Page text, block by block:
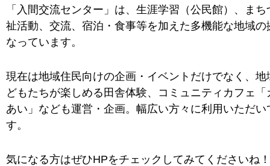
「入間交流センター」は、生涯学習（公民館）、ま
祉活動、交流、宿泊・食事等を加えた多機能な地域の
なっています。
現在は地域住民向けの企画・イベントだけでなく、地
どもたちが楽しめる田舎体験、コミュニティカフェ「
あい」なども運営・企画。幅広い方々に利用いただい
す。
気になる方はぜひHPをチェックしてみてくださいね！